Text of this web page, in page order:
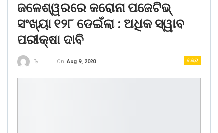
ଜଳେଶ୍ୱରରେ କରୋନା ପଜେଟିଭ୍
ସଂଖ୍ୟା ୧୨୮ ଡେଇଁଲା : ଅଧିକ ସ୍ୱାବ
ପରୀକ୍ଷା ଦାବି
ରାଜ୍ୟ
By On Aug 9, 2020